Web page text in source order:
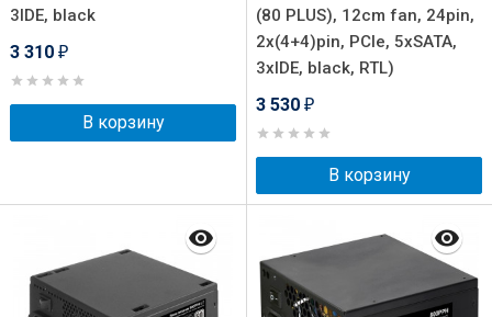
3IDE, black
3 310 ₽
В корзину
(80 PLUS), 12cm fan, 24pin,
2x(4+4)pin, PCIe, 5xSATA,
3xIDE, black, RTL)
3 530 ₽
В корзину